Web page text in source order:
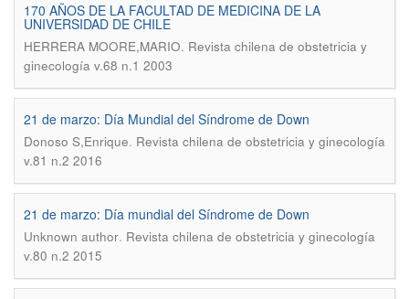
170 AÑOS DE LA FACULTAD DE MEDICINA DE LA
UNIVERSIDAD DE CHILE
HERRERA MOORE,MARIO. Revista chilena de obstetricia y
ginecología v.68 n.1 2003
21 de marzo: Día Mundial del Síndrome de Down
Donoso S,Enrique. Revista chilena de obstetricia y ginecología
v.81 n.2 2016
21 de marzo: Día mundial del Síndrome de Down
Unknown author. Revista chilena de obstetricia y ginecología
v.80 n.2 2015